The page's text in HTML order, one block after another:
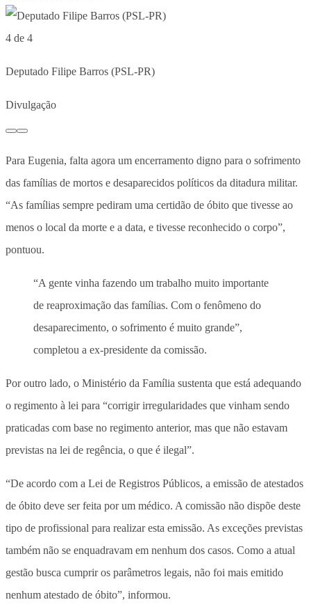
4 de 4
Deputado Filipe Barros (PSL-PR)
Divulgação
Para Eugenia, falta agora um encerramento digno para o sofrimento
das famílias de mortos e desaparecidos políticos da ditadura militar.
“As famílias sempre pediram uma certidão de óbito que tivesse ao
menos o local da morte e a data, e tivesse reconhecido o corpo”,
pontuou.
“A gente vinha fazendo um trabalho muito importante
de reaproximação das famílias. Com o fenômeno do
desaparecimento, o sofrimento é muito grande”,
completou a ex-presidente da comissão.
Por outro lado, o Ministério da Família sustenta que está adequando
o regimento à lei para “corrigir irregularidades que vinham sendo
praticadas com base no regimento anterior, mas que não estavam
previstas na lei de regência, o que é ilegal”.
“De acordo com a Lei de Registros Públicos, a emissão de atestados
de óbito deve ser feita por um médico. A comissão não dispõe deste
tipo de profissional para realizar esta emissão. As exceções previstas
também não se enquadravam em nenhum dos casos. Como a atual
gestão busca cumprir os parâmetros legais, não foi mais emitido
nenhum atestado de óbito”, informou.